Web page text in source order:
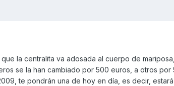
la centralita va adosada al cuerpo de
se la han cambiado por 500 euros, a otros por
te pondrán una de hoy en día, es decir,